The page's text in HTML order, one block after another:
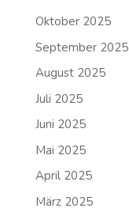
Oktober 2025
September 2025
August 2025
Juli 2025
Juni 2025
Mai 2025
April 2025
März 2025